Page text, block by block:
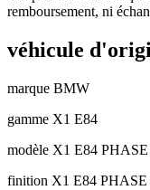
remboursement, ni
véhicule
marque BMW
gamme X1 E84
modèle X1 E84 PHASE
finition X1 E84